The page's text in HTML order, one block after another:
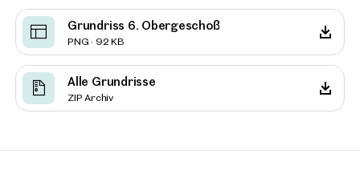
Grundriss 6. Obergeschoß
PNG · 92 KB
Alle Grundrisse
ZIP Archiv